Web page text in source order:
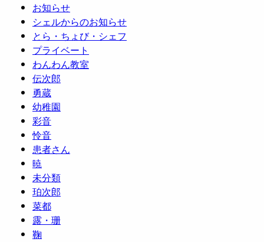
お知らせ
シェルからのお知らせ
とら・ちょび・シェフ
プライベート
わんわん教室
伝次郎
勇蔵
幼稚園
彩音
怜音
患者さん
暁
未分類
珀次郎
菜都
露・珊
鞠